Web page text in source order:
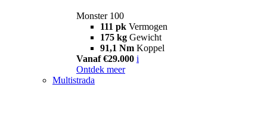
Monster 100
111 pk Vermogen
175 kg Gewicht
91,1 Nm Koppel
Vanaf €29.000 i
Ontdek meer
Multistrada